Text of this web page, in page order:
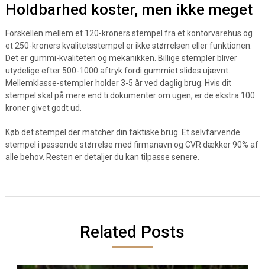
Holdbarhed koster, men ikke meget
Forskellen mellem et 120-kroners stempel fra et kontorvarehus og
et 250-kroners kvalitetsstempel er ikke størrelsen eller funktionen.
Det er gummi-kvaliteten og mekanikken. Billige stempler bliver
utydelige efter 500-1000 aftryk fordi gummiet slides ujævnt.
Mellemklasse-stempler holder 3-5 år ved daglig brug. Hvis dit
stempel skal på mere end ti dokumenter om ugen, er de ekstra 100
kroner givet godt ud.
Køb det stempel der matcher din faktiske brug. Et selvfarvende
stempel i passende størrelse med firmanavn og CVR dækker 90% af
alle behov. Resten er detaljer du kan tilpasse senere.
Related Posts